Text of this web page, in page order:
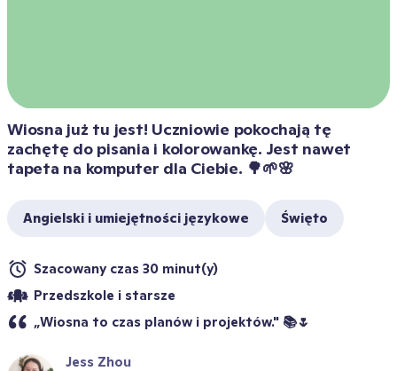
Wiosna już tu jest! Uczniowie pokochają tę
zachętę do pisania i kolorowankę. Jest nawet
tapeta na komputer dla Ciebie. 🌳🌱🌸
Angielski i umiejętności językowe Święto
Szacowany czas 30 minut(y)
Przedszkole i starsze
„Wiosna to czas planów i projektów." 📚🌷
Jess Zhou